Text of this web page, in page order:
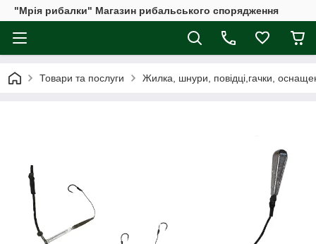
"Мрія рибалки" Магазин рибальського спорядження
Товари та послуги Жилка, шнури, повідці,гачки,